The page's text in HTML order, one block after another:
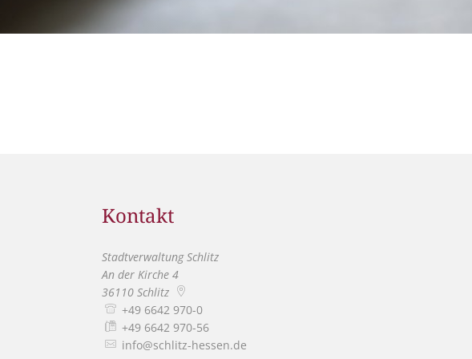
Kontakt
Stadtverwaltung Schlitz
An der Kirche 4
36110 Schlitz
+49 6642 970-0
+49 6642 970-56
info@schlitz-hessen.de